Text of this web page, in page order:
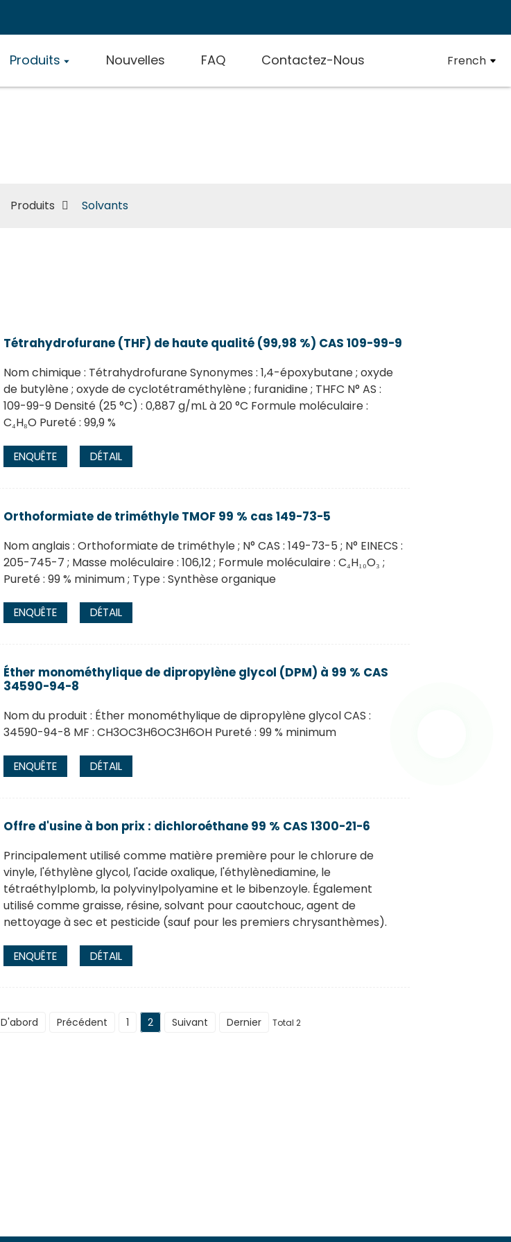
Produits Nouvelles FAQ Contactez-Nous French
Produits Solvants
Tétrahydrofurane (THF) de haute qualité (99,98 %) CAS 109-99-9
Nom chimique : Tétrahydrofurane Synonymes : 1,4-époxybutane ; oxyde
de butylène ; oxyde de cyclotétraméthylène ; furanidine ; THFC N° AS :
109-99-9 Densité (25 °C) : 0,887 g/mL à 20 °C Formule moléculaire :
C₄H₈O Pureté : 99,9 %
ENQUÊTE DÉTAIL
Orthoformiate de triméthyle TMOF 99 % cas 149-73-5
Nom anglais : Orthoformiate de triméthyle ; N° CAS : 149-73-5 ; N° EINECS :
205-745-7 ; Masse moléculaire : 106,12 ; Formule moléculaire : C₄H₁₀O₃ ;
Pureté : 99 % minimum ; Type : Synthèse organique
ENQUÊTE DÉTAIL
Éther monométhylique de dipropylène glycol (DPM) à 99 % CAS
34590-94-8
Nom du produit : Éther monométhylique de dipropylène glycol CAS :
34590-94-8 MF : CH3OC3H6OC3H6OH Pureté : 99 % minimum
ENQUÊTE DÉTAIL
Offre d'usine à bon prix : dichloroéthane 99 % CAS 1300-21-6
Principalement utilisé comme matière première pour le chlorure de
vinyle, l'éthylène glycol, l'acide oxalique, l'éthylènediamine, le
tétraéthylplomb, la polyvinylpolyamine et le bibenzoyle. Également
utilisé comme graisse, résine, solvant pour caoutchouc, agent de
nettoyage à sec et pesticide (sauf pour les premiers chrysanthèmes).
ENQUÊTE DÉTAIL
D'abord Précédent 1 2 Suivant Dernier Total 2